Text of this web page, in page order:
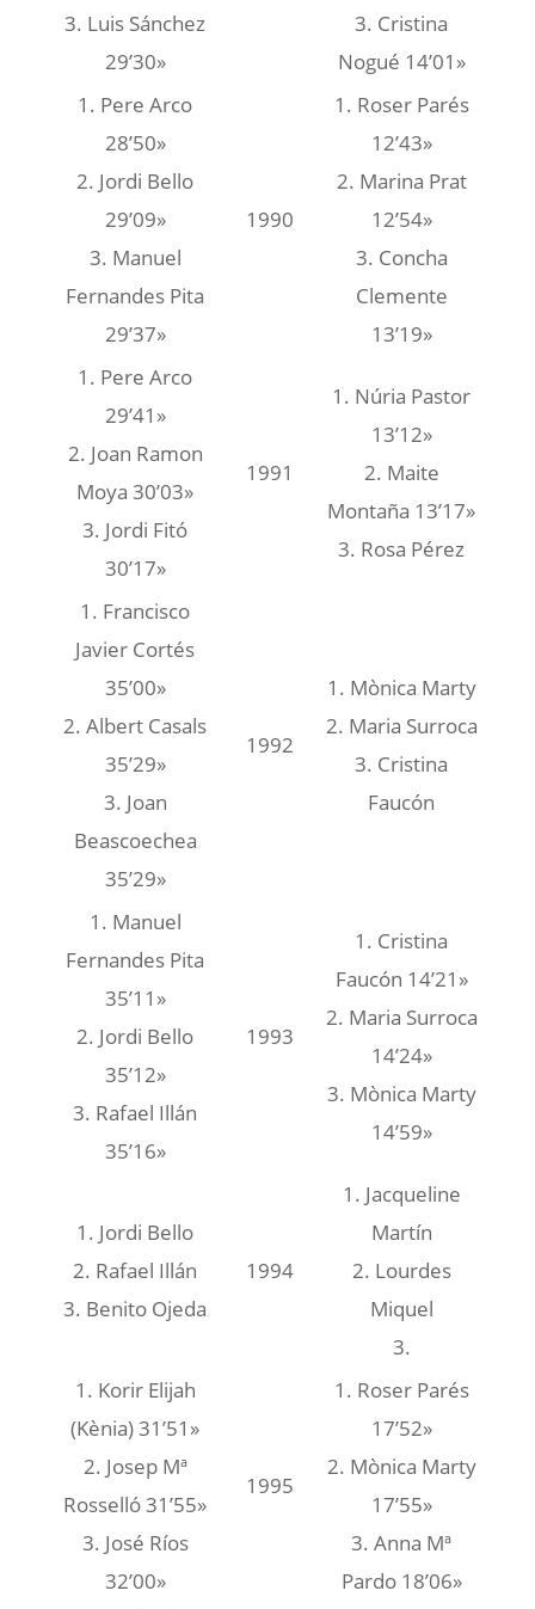
3. Luis Sánchez
29’30»
3. Cristina
Nogué 14’01»
1. Pere Arco
28’50»
2. Jordi Bello
29’09»
3. Manuel
Fernandes Pita
29’37»
1990
1. Roser Parés
12’43»
2. Marina Prat
12’54»
3. Concha
Clemente
13’19»
1. Pere Arco
29’41»
2. Joan Ramon
Moya 30’03»
3. Jordi Fitó
30’17»
1991
1. Núria Pastor
13’12»
2. Maite
Montaña 13’17»
3. Rosa Pérez
1. Francisco
Javier Cortés
35’00»
2. Albert Casals
35’29»
3. Joan
Beascoechea
35’29»
1992
1. Mònica Marty
2. Maria Surroca
3. Cristina
Faucón
1. Manuel
Fernandes Pita
35’11»
2. Jordi Bello
35’12»
3. Rafael Illán
35’16»
1993
1. Cristina
Faucón 14’21»
2. Maria Surroca
14’24»
3. Mònica Marty
14’59»
1. Jordi Bello
2. Rafael Illán
3. Benito Ojeda
1994
1. Jacqueline
Martín
2. Lourdes
Miquel
3.
1. Korir Elijah
(Kènia) 31’51»
2. Josep Mª
Rosselló 31’55»
3. José Ríos
32’00»
1995
1. Roser Parés
17’52»
2. Mònica Marty
17’55»
3. Anna Mª
Pardo 18’06»